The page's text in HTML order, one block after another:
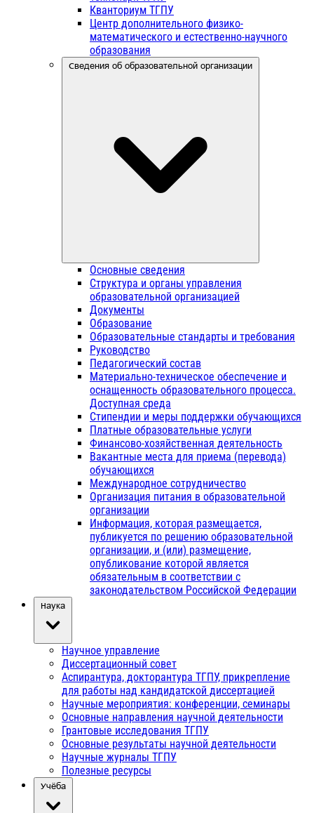
Кванториум ТГПУ
Центр дополнительного физико-
математического и естественно-научного
образования
Сведения об образовательной организации
Основные сведения
Структура и органы управления
образовательной организацией
Документы
Образование
Образовательные стандарты и требования
Руководство
Педагогический состав
Материально-техническое обеспечение и
оснащенность образовательного процесса.
Доступная среда
Стипендии и меры поддержки обучающихся
Платные образовательные услуги
Финансово-хозяйственная деятельность
Вакантные места для приема (перевода)
обучающихся
Международное сотрудничество
Организация питания в образовательной
организации
Информация, которая размещается,
публикуется по решению образовательной
организации, и (или) размещение,
опубликование которой является
обязательным в соответствии с
законодательством Российской Федерации
Наука
Научное управление
Диссертационный совет
Аспирантура, докторантура ТГПУ, прикрепление
для работы над кандидатской диссертацией
Научные мероприятия: конференции, семинары
Основные направления научной деятельности
Грантовые исследования ТГПУ
Основные результаты научной деятельности
Научные журналы ТГПУ
Полезные ресурсы
Учёба